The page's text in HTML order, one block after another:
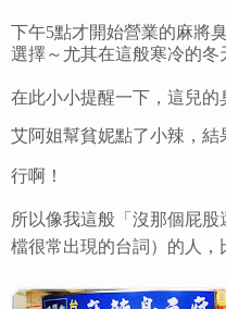
下午5點才開始營業的麻將
選擇～尤其在這般寒冷的冬
在此小小提醒一下，這兒
艾阿姐幫貧妮點了小辣，結
行啊！
所以像我這般「沒那個屁
檔很常出現的台詞）的人，